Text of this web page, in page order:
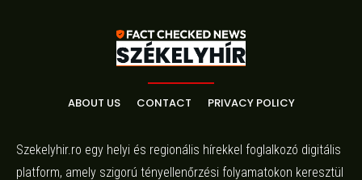
ABOUT US CONTACT PRIVACY POLICY
Szekelyhir.ro egy helyi és regionális hírekkel foglalkozó digitális
platform, amely szigorú tényellenőrzési folyamatokon keresztül